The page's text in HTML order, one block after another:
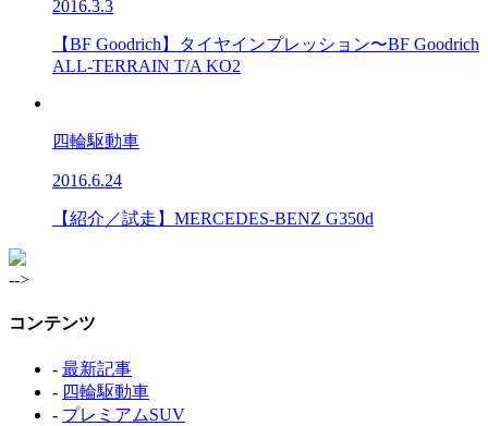
2016.3.3
【BF Goodrich】タイヤインプレッション〜BF Goodrich
ALL-TERRAIN T/A KO2
四輪駆動車
2016.6.24
【紹介／試走】MERCEDES-BENZ G350d
-->
コンテンツ
- 最新記事
- 四輪駆動車
- プレミアムSUV